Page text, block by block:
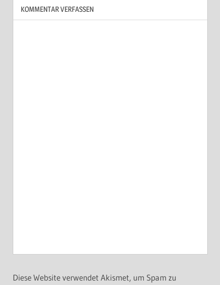
KOMMENTAR VERFASSEN
Diese Website verwendet Akismet, um Spam zu